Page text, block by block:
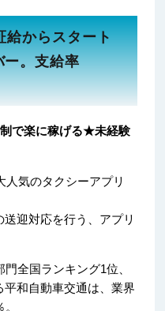
給からスタート
ー。支給率
で楽に稼げる★未経験
気のタクシーアプリ
迎対応を行う、アプリ
全国ランキング1位、
和自動車交通は、業界